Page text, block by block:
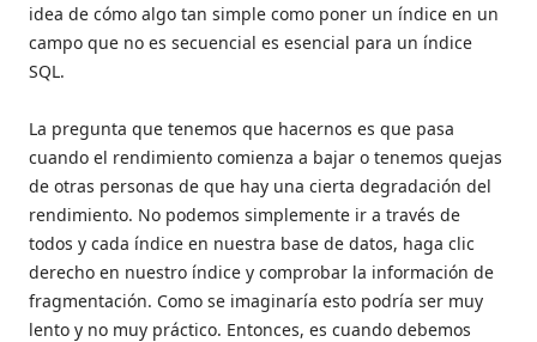
idea de cómo algo tan simple como poner un índice en un
campo que no es secuencial es esencial para un índice
SQL.
La pregunta que tenemos que hacernos es que pasa
cuando el rendimiento comienza a bajar o tenemos quejas
de otras personas de que hay una cierta degradación del
rendimiento. No podemos simplemente ir a través de
todos y cada índice en nuestra base de datos, haga clic
derecho en nuestro índice y comprobar la información de
fragmentación. Como se imaginaría esto podría ser muy
lento y no muy práctico. Entonces, es cuando debemos